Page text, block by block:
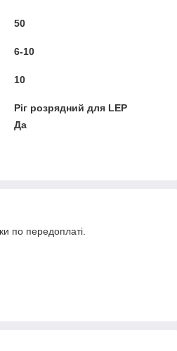
50
6-10
10
Ріг розрядний для LEP
Да
по передоплаті.